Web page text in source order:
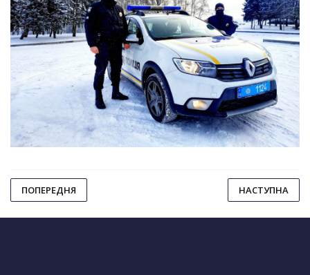
ПОПЕРЕДНЯ НАСТУПНА